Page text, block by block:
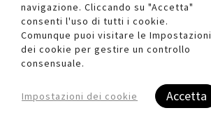
L'AZIENDA
Chi siamo
Privacy Policy
Cookie
navigazione. Cliccando su "Accetta"
consenti l'uso di tutti i cookie.
Comunque puoi visitare le Impostazioni
dei cookie per gestire un controllo
consensuale.
Impostazioni dei cookie Accetta